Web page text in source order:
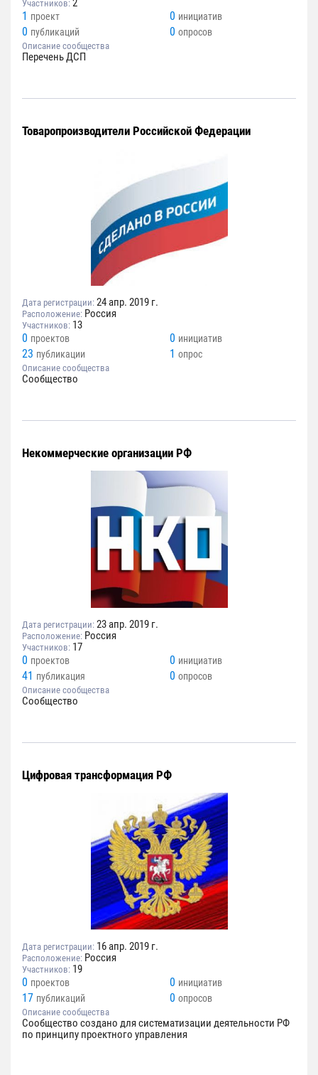
Участников: 2
1 проект 0 инициатив
0 публикаций 0 опросов
Описание сообщества
Перечень ДСП
Товаропроизводители Российской Федерации
Дата регистрации: 24 апр. 2019 г.
Расположение: Россия
Участников: 13
0 проектов 0 инициатив
23 публикации 1 опрос
Описание сообщества
Сообщество
Некоммерческие организации РФ
Дата регистрации: 23 апр. 2019 г.
Расположение: Россия
Участников: 17
0 проектов 0 инициатив
41 публикация 0 опросов
Описание сообщества
Сообщество
Цифровая трансформация РФ
Дата регистрации: 16 апр. 2019 г.
Расположение: Россия
Участников: 19
0 проектов 0 инициатив
17 публикаций 0 опросов
Описание сообщества
Сообщество создано для систематизации деятельности РФ
по принципу проектного управления